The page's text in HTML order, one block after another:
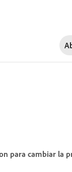
para cambiar la